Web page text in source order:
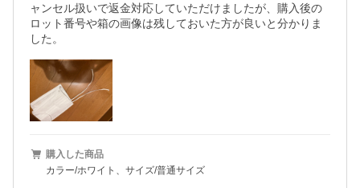
ャンセル扱いで返金対応していただけましたが、購入後の
ロット番号や箱の画像は残しておいた方が良いと分かりま
した。
購入した商品
カラー/ホワイト、サイズ/普通サイズ